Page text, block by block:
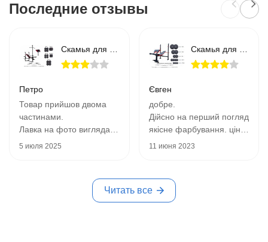
Последние отзывы
Петро
Товар прийшов двома
частинами.
Лавка на фото виглядає
гарною але в реальності
трос погано закріплений,
5 июля 2025
Євген
добре.
Дійсно на перший погляд
якісне фарбування. ціна-
якість на хорошому рівні.
врахувати що термін
поставки дещо більший
ніж для побутових
11 июня 2023
Читать все